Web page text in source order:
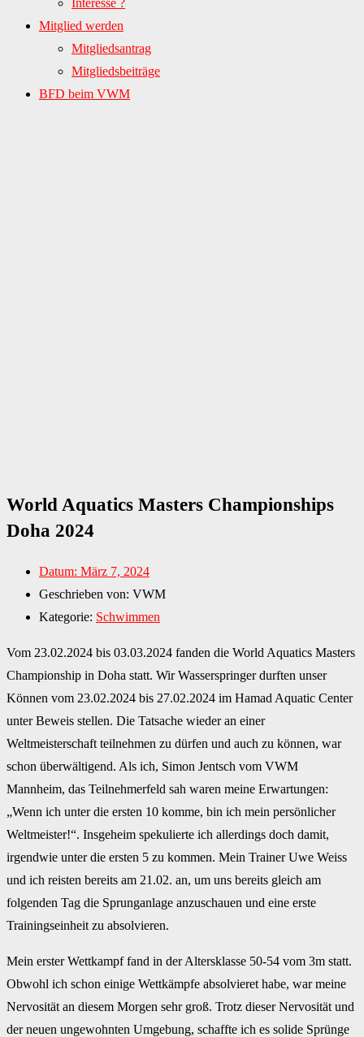
Interesse ?
Mitglied werden
Mitgliedsantrag
Mitgliedsbeiträge
BFD beim VWM
World Aquatics Masters Championships
Doha 2024
Datum: März 7, 2024
Geschrieben von: VWM
Kategorie: Schwimmen
Vom 23.02.2024 bis 03.03.2024 fanden die World Aquatics Masters
Championship in Doha statt. Wir Wasserspringer durften unser
Können vom 23.02.2024 bis 27.02.2024 im Hamad Aquatic Center
unter Beweis stellen. Die Tatsache wieder an einer
Weltmeisterschaft teilnehmen zu dürfen und auch zu können, war
schon überwältigend. Als ich, Simon Jentsch vom VWM
Mannheim, das Teilnehmerfeld sah waren meine Erwartungen:
„Wenn ich unter die ersten 10 komme, bin ich mein persönlicher
Weltmeister!“. Insgeheim spekulierte ich allerdings doch damit,
irgendwie unter die ersten 5 zu kommen. Mein Trainer Uwe Weiss
und ich reisten bereits am 21.02. an, um uns bereits gleich am
folgenden Tag die Sprunganlage anzuschauen und eine erste
Trainingseinheit zu absolvieren.
Mein erster Wettkampf fand in der Altersklasse 50-54 vom 3m statt.
Obwohl ich schon einige Wettkämpfe absolvieret habe, war meine
Nervosität an diesem Morgen sehr groß. Trotz dieser Nervosität und
der neuen ungewohnten Umgebung, schaffte ich es solide Sprünge